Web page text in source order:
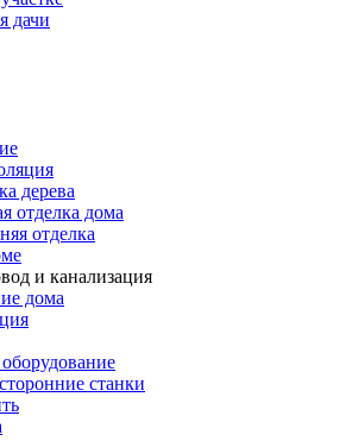
дачи
дерева
отделка дома
отделка
и канализация
дома
станки